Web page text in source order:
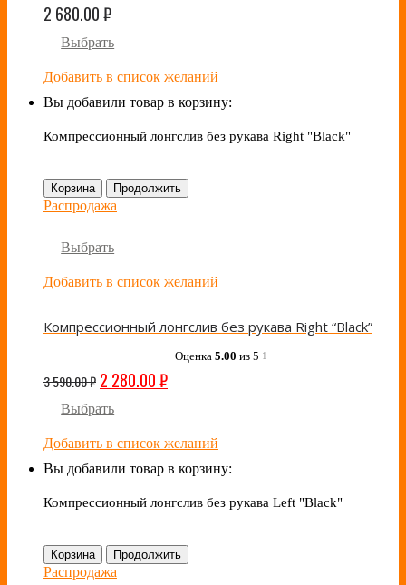
2 680.00₽
Выбрать
Добавить в список желаний
Вы добавили товар в корзину:
Компрессионный лонгслив без рукава Right "Black"
Корзина Продолжить
Распродажа
Выбрать
Добавить в список желаний
Компрессионный лонгслив без рукава Right “Black”
Оценка 5.00 из 5 1
3 590.00₽ 2 280.00₽
Выбрать
Добавить в список желаний
Вы добавили товар в корзину:
Компрессионный лонгслив без рукава Left "Black"
Корзина Продолжить
Распродажа